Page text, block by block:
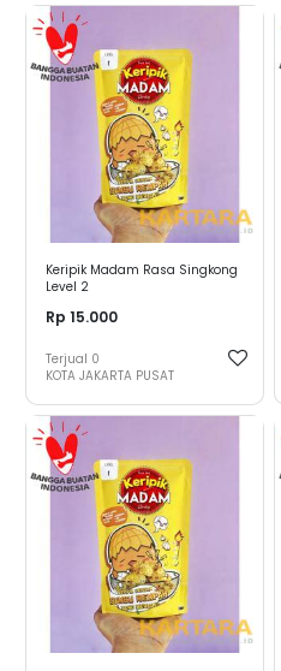
Keripik Madam Rasa Singkong
Level 2
Rp 15.000
Terjual 0
KOTA JAKARTA PUSAT